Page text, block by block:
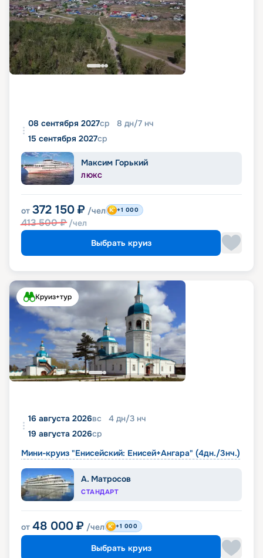
08 сентября 2027ср 8 дн/7 нч
15 сентября 2027ср
Максим Горький
ЛЮКС
от 372 150 ₽ /чел
413 500₽ /чел
+1 000
Выбрать круиз
Круиз+тур
16 августа 2026вс 4 дн/3 нч
19 августа 2026ср
Мини-круиз "Енисейский: Енисей+Ангара" (4дн./3нч.)
А. Матросов
СТАНДАРТ
от 48 000 ₽ /чел +1 000
Выбрать круиз